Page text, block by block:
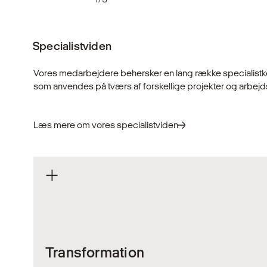
Specialistviden
Vores medarbejdere behersker en lang række
som anvendes på tværs af forskellige projekter og
Læs mere om vores specialistviden
Transformation